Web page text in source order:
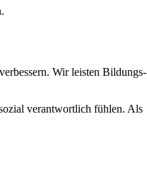
Wir leisten Bildungs-
verantwortlich fühlen. Als